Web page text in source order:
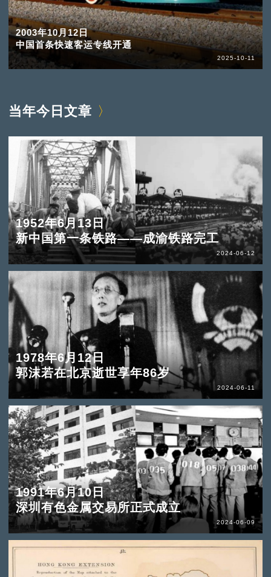
2003年10月12日
中国首条快速客运专线开通
2025-10-11
当年今日文章
1952年6月13日
新中国第一条铁路——成渝铁路完工
2024-06-12
1978年6月12日
郭沫若在北京逝世享年86岁
2024-06-11
1991年6月10日
深圳有色金属交易所正式成立
2024-06-09